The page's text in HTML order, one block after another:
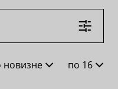
новизне
по 16